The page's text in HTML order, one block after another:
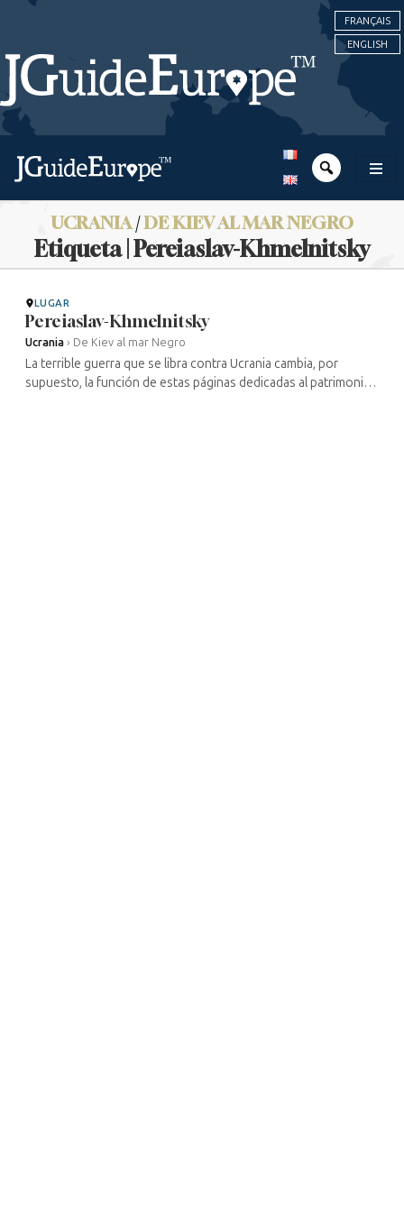
FRANÇAIS
ENGLISH
UCRANIA/DE KIEV AL MAR NEGRO
Etiqueta | Pereiaslav-Khmelnitsky
LUGAR
Pereiaslav-Khmelnitsky
Ucrania › De Kiev al mar Negro
La terrible guerra que se libra contra Ucrania cambia, por
supuesto, la función de estas páginas dedicadas al patrimonio